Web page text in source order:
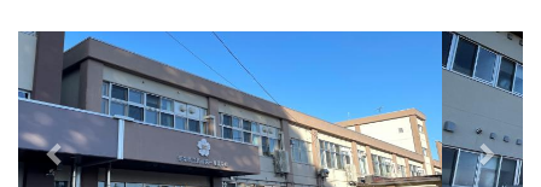
p
r
e
v
n
e
t